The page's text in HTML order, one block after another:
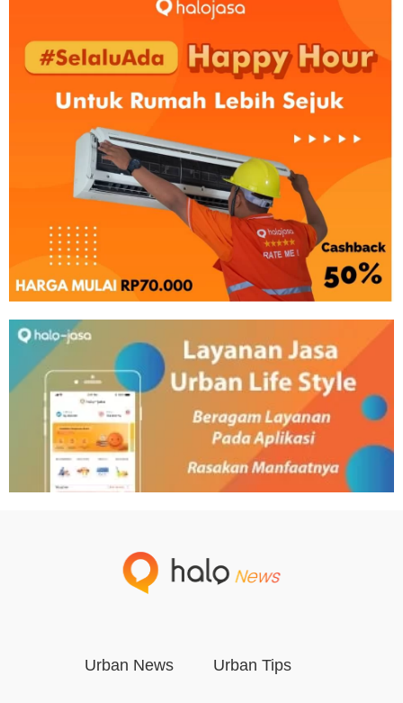
Urban News Urban Tips